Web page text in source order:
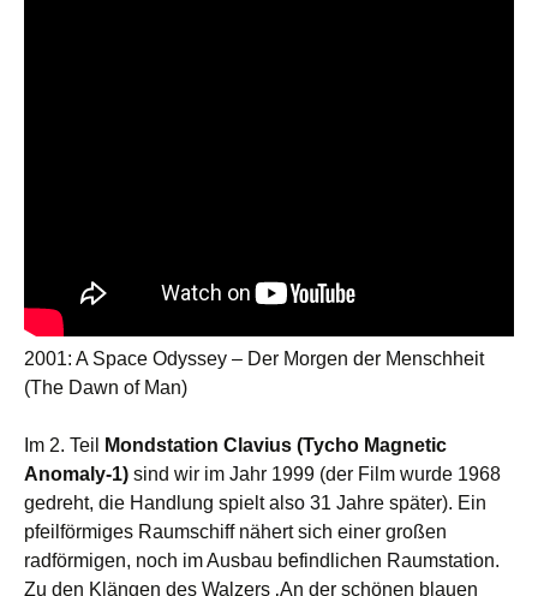
2001: A Space Odyssey – Der Morgen der Menschheit
(The Dawn of Man)
Im 2. Teil
Mondstation Clavius (Tycho Magnetic
Anomaly-1) sind wir im Jahr 1999 (der Film wurde 1968
gedreht, die Handlung spielt also 31 Jahre später). Ein
pfeilförmiges Raumschiff nähert sich einer großen
radförmigen, noch im Ausbau befindlichen Raumstation.
Zu den Klängen des Walzers ‚An der schönen blauen